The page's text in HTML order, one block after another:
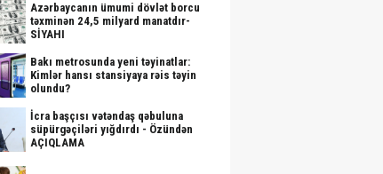
Azərbaycanın ümumi dövlət borcu
təxminən 24,5 milyard manatdır-
SİYAHI
Bakı metrosunda yeni təyinatlar:
Kimlər hansı stansiyaya rəis təyin
olundu?
İcra başçısı vətəndaş qəbuluna
süpürgəçiləri yığdırdı - Özündən
AÇIQLAMA